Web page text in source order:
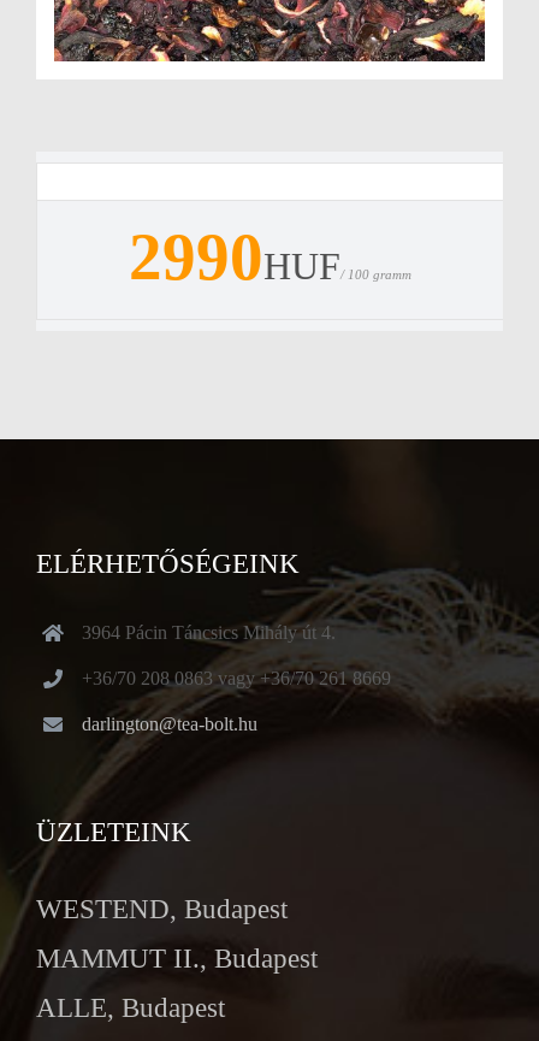
2990HUF/ 100 gramm
ELÉRHETŐSÉGEINK
3964 Pácin Táncsics Mihály út 4.
+36/70 208 0863 vagy +36/70 261 8669
darlington@tea-bolt.hu
ÜZLETEINK
WESTEND, Budapest
MAMMUT II., Budapest
ALLE, Budapest